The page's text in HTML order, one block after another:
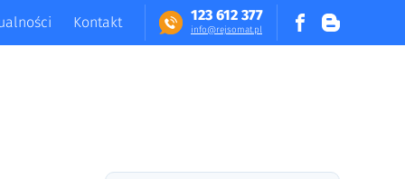
123 612 377
in​fo​@​​rej​somat​.​pl
Kontakt